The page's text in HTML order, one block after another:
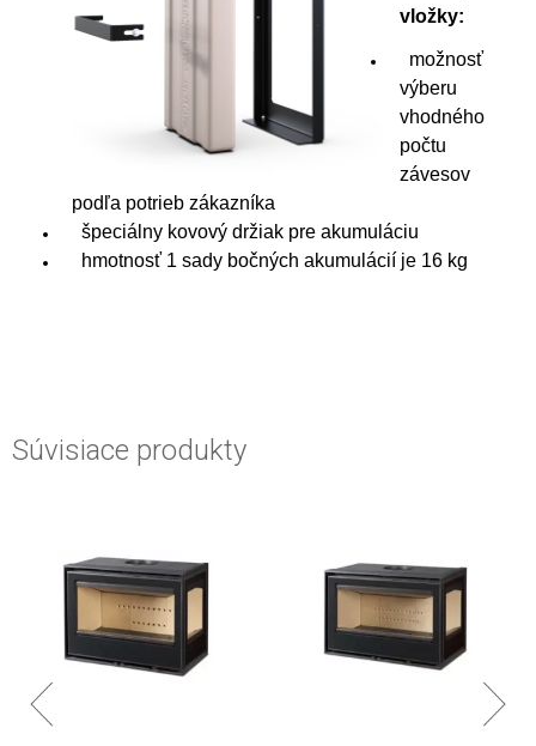
vložky:
možnosť
výberu
vhodného
počtu
závesov
podľa potrieb zákazníka
špeciálny kovový držiak pre akumuláciu
hmotnosť 1 sady bočných akumulácií je 16 kg
Súvisiace produkty